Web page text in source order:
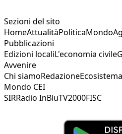
Sezioni del sito
HomeAttualitàPoliticaMondo
Pubblicazioni
Edizioni localiL'economia civile
Avvenire
Chi siamoRedazione
Mondo CEI
SIRRadio InBluTV2000FISC